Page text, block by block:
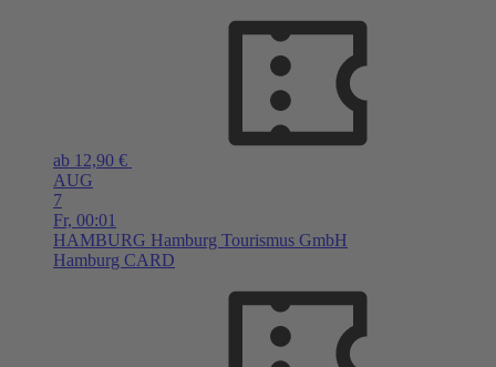
ab 12,90 €
AUG
7
Fr, 00:01
HAMBURG Hamburg Tourismus GmbH
Hamburg CARD